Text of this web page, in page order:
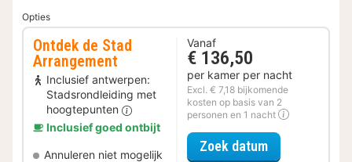
Opties
Ontdek de Stad
Arrangement
Inclusief antwerpen:
Stadsrondleiding met
hoogtepunten
Inclusief goed ontbijt
Annuleren niet mogelijk
Vanaf
€ 136,50
per kamer per nacht
Excl. € 7,18 bijkomende
kosten op basis van 2
personen en 1 nacht
Zoek datumvoor Ontdek